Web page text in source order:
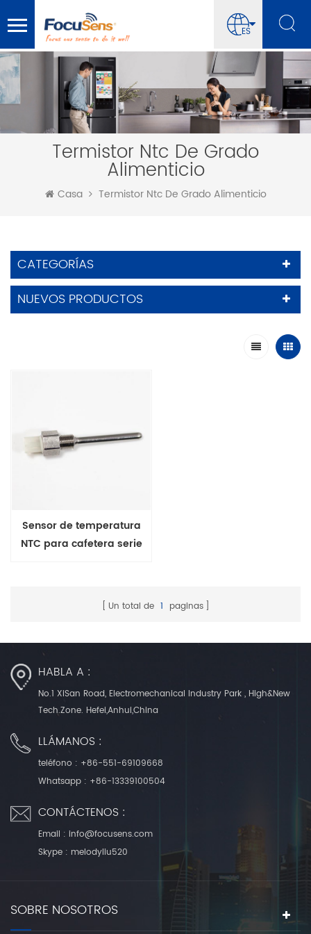
ES
Termistor Ntc De Grado
Alimenticio
Casa Termistor Ntc De Grado Alimenticio
CATEGORÍAS
NUEVOS PRODUCTOS
Sensor de temperatura
NTC para cafetera serie
Un total de 1 paginas
HABLA A :
No.1 XiSan Road, Electromechanical Industry Park , High&New
Tech.Zone. Hefei,Anhui,China
LLÁMANOS :
teléfono : +86-551-69109668
Whatsapp : +86-13339100504
CONTÁCTENOS :
Email : info@focusens.com
Skype : melodyliu520
SOBRE NOSOTROS